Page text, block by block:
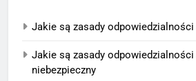
Jakie są zasady
Jakie są zasady
niebezpieczny